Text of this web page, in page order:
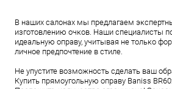
В наших салонах мы предлагаем
изготовлению очков. Наши специалисты
идеальную оправу, учитывая не только
личное предпочтение в стиле.
Не упустите возможность сделать ваш
Купить прямоугольную оправу Baniss